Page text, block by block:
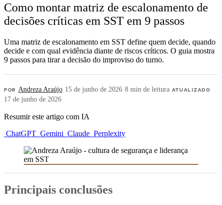
Como montar matriz de escalonamento de
decisões críticas em SST em 9 passos
Uma matriz de escalonamento em SST define quem decide, quando
decide e com qual evidência diante de riscos críticos. O guia mostra
9 passos para tirar a decisão do improviso do turno.
POR Andreza Araújo· 15 de junho de 2026·8 min de leitura·ATUALIZADO
17 de junho de 2026
Resumir este artigo com IA
ChatGPT Gemini Claude Perplexity
Principais conclusões